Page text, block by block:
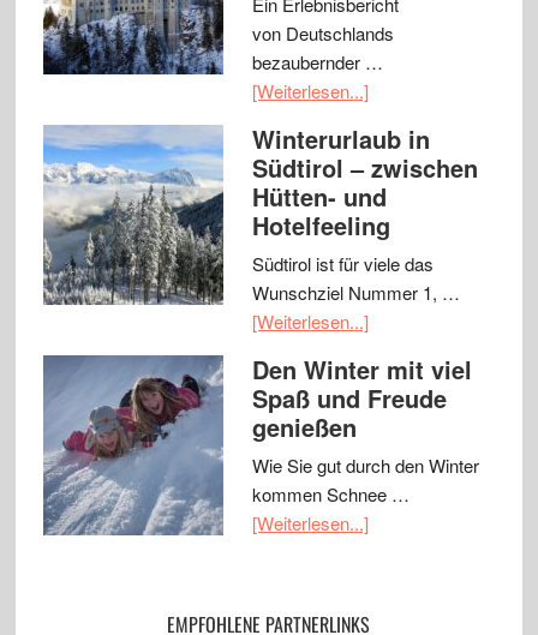
von Deutschlands
bezaubernder …
[Weiterlesen...]
Winterurlaub in
Südtirol – zwischen
Hütten- und
Hotelfeeling
Südtirol ist für viele das
Wunschziel Nummer 1, …
[Weiterlesen...]
Den Winter mit viel
Spaß und Freude
genießen
Wie Sie gut durch den Winter
kommen Schnee …
[Weiterlesen...]
EMPFOHLENE PARTNERLINKS